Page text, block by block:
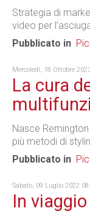
Strategia di
video per
Pubblicato in
Mercoledì, 18 Ottobre
La cura
Nasce
più metodi di
Pubblicato in
Sabato, 09 Luglio 2022
In